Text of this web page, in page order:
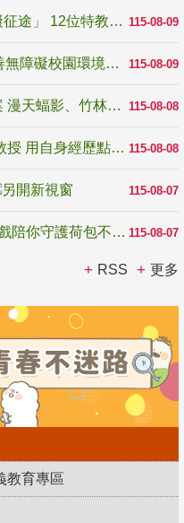
115-08-09
青年百億海外圓夢基金計畫「無礙征途」 12位特教與弱勢青年勇闖西班牙 跨越感官限制見證生命蛻變
115-08-09
國教署補助22縣市積極推動「改善無障礙校園環境計畫」 打造友善、安全、無礙學習空間
115-08-08
青年壯遊點精選夏夜限定避暑提案 漫天蝠影、竹林尋蛙、茶香夜觀 邀青年暮色出發
115-08-08
教育家人物典範 發明大王林永禎教授 用自身經歷點亮學生的路
115-08-07
115-08-07
反詐騙宣導_防詐有道，霹靂布袋戲陪你守護荷包不受騙
RSS 更多
教育專區